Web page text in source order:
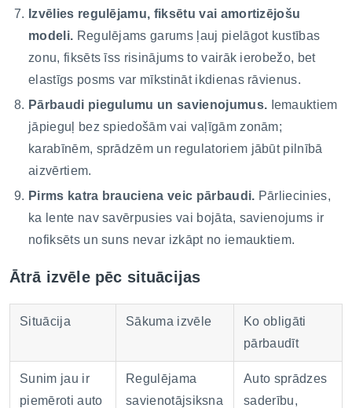
Izvēlies regulējamu, fiksētu vai amortizējošu
modeli. Regulējams garums ļauj pielāgot kustības
zonu, fiksēts īss risinājums to vairāk ierobežo, bet
elastīgs posms var mīkstināt ikdienas rāvienus.
Pārbaudi piegulumu un savienojumus. Iemauktiem
jāpieguļ bez spiedošām vai vaļīgām zonām;
karabīnēm, sprādzēm un regulatoriem jābūt pilnībā
aizvērtiem.
Pirms katra brauciena veic pārbaudi. Pārliecinies,
ka lente nav savērpusies vai bojāta, savienojums ir
nofiksēts un suns nevar izkāpt no iemauktiem.
Ātrā izvēle pēc situācijas
Situācija Sākuma izvēle
Ko obligāti
pārbaudīt
Sunim jau ir
piemēroti auto
Regulējama
savienotājsiksna
Auto sprādzes
saderību,